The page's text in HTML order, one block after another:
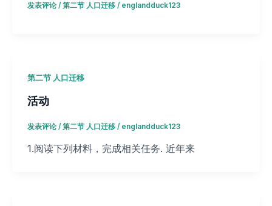
发表评论 /第二节 人口迁移/ englandduck123
第二节 人口迁移
活动
发表评论 /第二节 人口迁移/ englandduck123
1.阅读下列材料，完成相关任务. 近年来